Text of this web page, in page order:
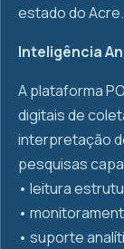
estado do Acre.
Inteligência
A plataforma
digitais de
interpretação
pesquisas
•⁠ ⁠leitura
•⁠
•⁠ ⁠suporte